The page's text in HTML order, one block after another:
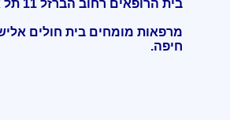
בית הרופאים רחוב הברזל 11 תל אביב.
חיפה.